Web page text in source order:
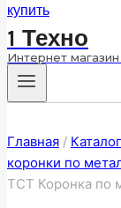
1 Техно
Интернет
Главная / Каталог
коронки по
ТСТ Коронка по